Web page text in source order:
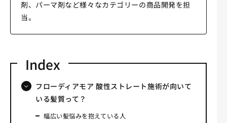
剤、パーマ剤など様々なカテゴリーの商品開発を担
当。​
フローディアモア 酸性ストレート施術が向いて
いる髪質って？
幅広い髪悩みを抱えている人